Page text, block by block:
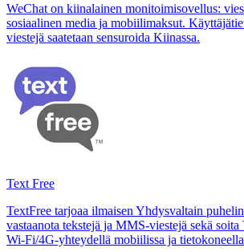
WeChat on kiinalainen monitoimisovellus:
sosiaalinen media ja mobiilimaksut.
viestejä saatetaan sensuroida Kiinassa.
Text Free
TextFree tarjoaa ilmaisen Yhdysvaltain
vastaanota tekstejä ja MMS-viestejä sekä
Wi‑Fi/4G-yhteydellä mobiilissa ja